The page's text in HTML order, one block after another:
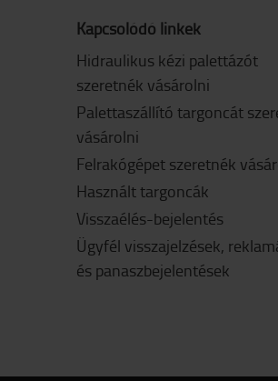
Kapcsolódó linkek
Hidraulikus kézi palettázót
szeretnék vásárolni
Palettaszállító targoncát
vásárolni
Felrakógépet szeretnék
Használt targoncák
Visszaélés-bejelentés
Ügyfél visszajelzések,
és panaszbejelentések